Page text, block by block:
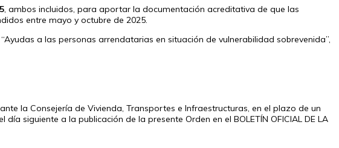
, ambos incluidos, para aportar la documentación acreditativa de que las
entre mayo y octubre de 2025.
a las personas arrendatarias en situación de vulnerabilidad sobrevenida”,
la Consejería de Vivienda, Transportes e Infraestructuras, en el plazo de un
siguiente a la publicación de la presente Orden en el BOLETÍN OFICIAL DE LA